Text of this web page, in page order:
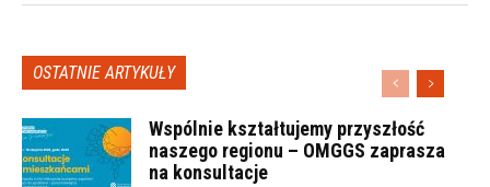
OSTATNIE ARTYKUŁY
Wspólnie kształtujemy przyszłość
naszego regionu – OMGGS zaprasza
na konsultacje